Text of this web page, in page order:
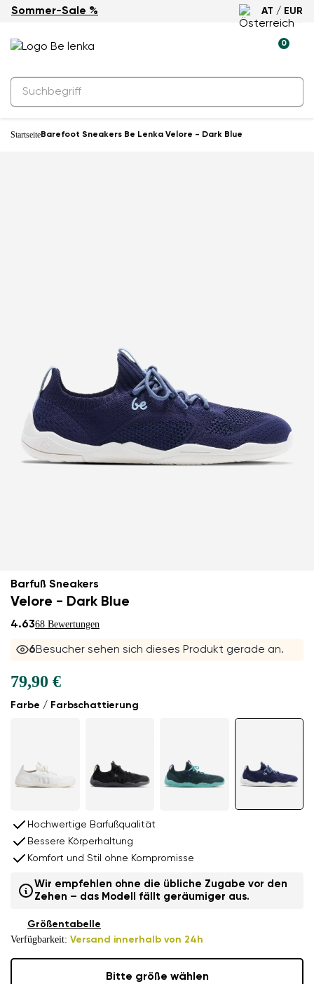
Sommer-Sale % AT / EUR
0
StartseiteBarefoot Sneakers Be Lenka Velore - Dark Blue
Neuheit
Barfuß Sneakers
Velore - Dark Blue
4.6368 Bewertungen
6Besucher sehen sich dieses Produkt gerade an.
Farbe / Farbschattierung
79,90 €
Hochwertige Barfußqualität
Bessere Körperhaltung
Komfort und Stil ohne Kompromisse
Wir empfehlen ohne die übliche Zugabe vor den
Zehen – das Modell fällt geräumiger aus.
Verfügbarkeit: Versand innerhalb von 24h
Größentabelle
Bitte größe wählen